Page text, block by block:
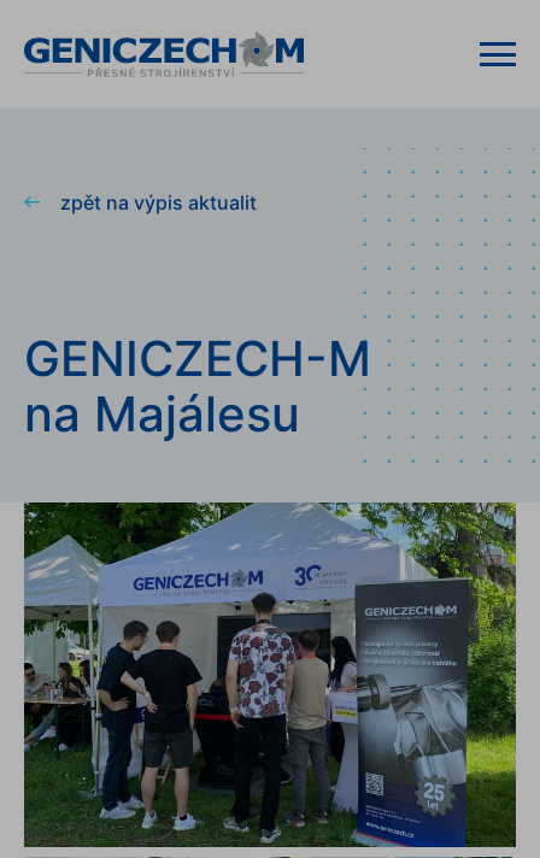
zpět na výpis aktualit
GENICZECH-M
na Majálesu